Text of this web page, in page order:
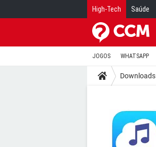
High-Tech Saúde
JOGOS WHATSAPP
Downloads